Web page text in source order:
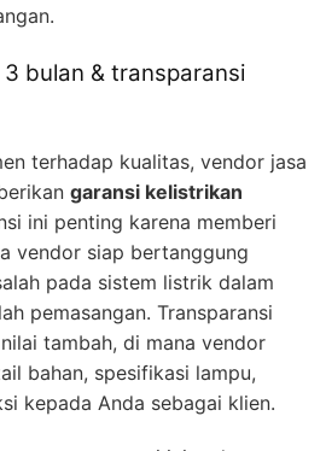
bulan & transparansi
terhadap kualitas, vendor jasa
garansi kelistrikan
ini penting karena memberi
vendor siap bertanggung
pada sistem listrik dalam
pemasangan. Transparansi
tambah, di mana vendor
bahan, spesifikasi lampu,
kepada Anda sebagai klien.